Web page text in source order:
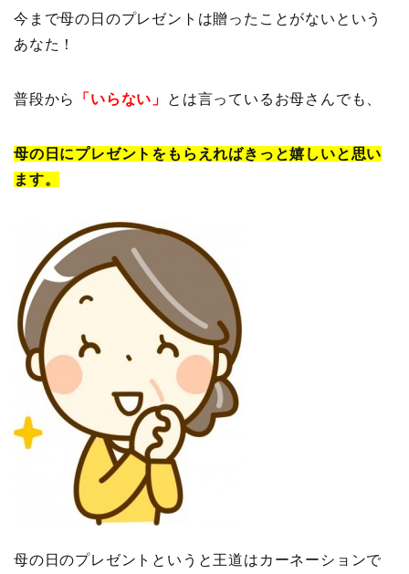
今まで母の日のプレゼントは贈ったことがないという
あなた！
普段から 「いらない」 とは言っているお母さんでも、
母の日にプレゼントをもらえればきっと嬉しいと思い
ます。
母の日のプレゼントというと王道はカーネーションで